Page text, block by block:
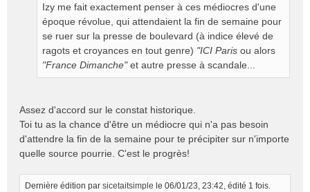
Izy me fait exactement penser à ces médiocres d'une
époque révolue, qui attendaient la fin de semaine pour
se ruer sur la presse de boulevard (à indice élevé de
ragots et croyances en tout genre) "ICI Paris ou alors
"France Dimanche"et autre presse à scandale...
Assez d'accord sur le constat historique.
Toi tu as la chance d'être un médiocre qui n'a pas besoin
d'attendre la fin de la semaine pour te précipiter sur n'importe
quelle source pourrie. C'est le progrès!
Dernière édition par sicetaitsimple le 06/01/23, 23:42, édité 1 fois.